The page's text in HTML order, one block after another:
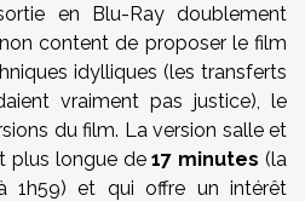
en Blu-Ray doublement
content de proposer le film
idylliques (les transferts
vraiment pas justice), le
du film. La version salle et
plus longue de17 minutes (la
1h59) et qui offre un intérêt